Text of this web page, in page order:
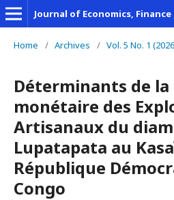
Journal of Economics,
Home / Archives / Vol. 5 No. 1
Déterminants de
monétaire des
Artisanaux du
Lupatapata au
République
Congo